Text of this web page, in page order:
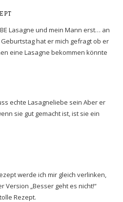
Lasagne und mein Mann erst… an
hat er mich gefragt ob er
eine Lasagne bekommen könnte
echte Lasagneliebe sein Aber er
sie gut gemacht ist, ist sie ein
werde ich mir gleich verlinken,
Version „Besser geht es nicht!“
Rezept.